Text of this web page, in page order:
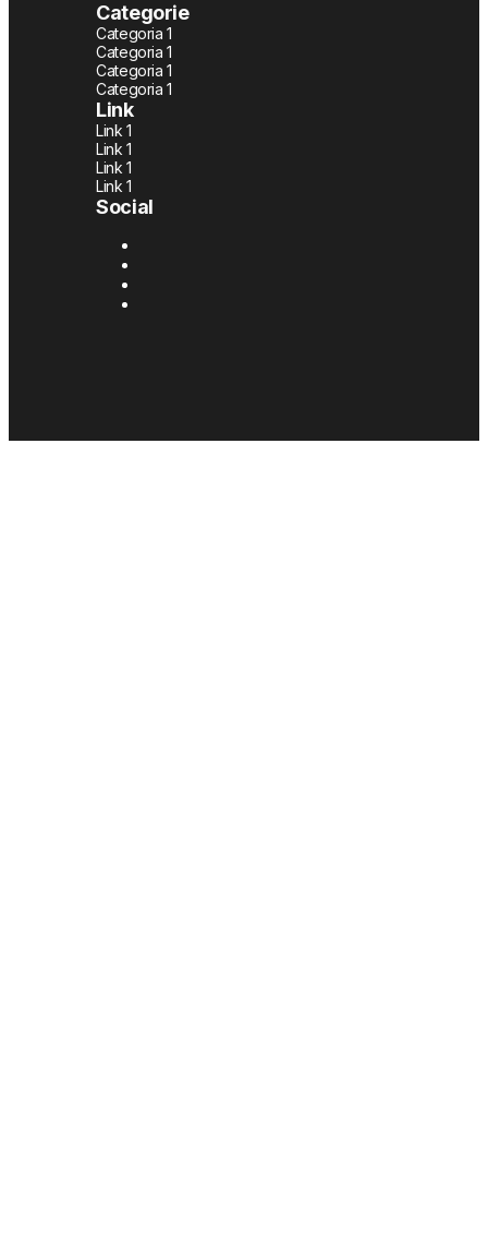
Categorie
Categoria 1
Categoria 1
Categoria 1
Categoria 1
Link
Link 1
Link 1
Link 1
Link 1
Social